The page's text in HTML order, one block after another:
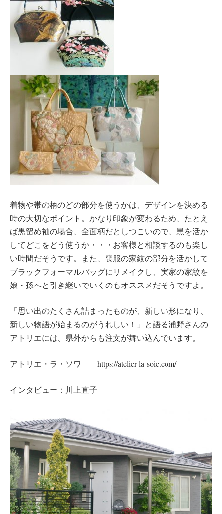
着物や帯の柄のどの部分を使うかは、デザインを決める
時の大切なポイント。かなり印象が変わるため、たとえ
ば黒留め袖の場合、全面柄だとしつこいので、黒を活か
してどこをどう使うか・・・お客様と相談するのも楽し
い時間だそうです。また、喪服の家紋の部分を活かして
ブラックフォーマルバッグにリメイクし、実家の家紋を
娘・孫へと引き継いでいくのもオススメだそうですよ。
「思い出のたくさん詰まったものが、新しい形になり、
新しい物語が始まるのがうれしい！」と語る浦野さんの
アトリエには、県外からも注文が舞い込んでいます。
アトリエ・ラ・ソワ https://atelier-la-soie.com/
インタビュー：川上直子